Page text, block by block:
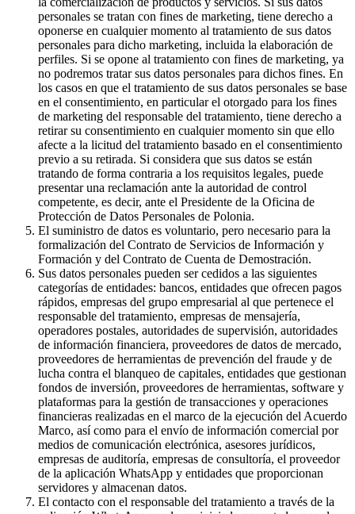
personales se tratan con fines de marketing, tiene derecho a
oponerse en cualquier momento al tratamiento de sus datos
personales para dicho marketing, incluida la elaboración de
perfiles. Si se opone al tratamiento con fines de marketing, ya
no podremos tratar sus datos personales para dichos fines. En
los casos en que el tratamiento de sus datos personales se base
en el consentimiento, en particular el otorgado para los fines
de marketing del responsable del tratamiento, tiene derecho a
retirar su consentimiento en cualquier momento sin que ello
afecte a la licitud del tratamiento basado en el consentimiento
previo a su retirada. Si considera que sus datos se están
tratando de forma contraria a los requisitos legales, puede
presentar una reclamación ante la autoridad de control
competente, es decir, ante el Presidente de la Oficina de
Protección de Datos Personales de Polonia.
El suministro de datos es voluntario, pero necesario para la
formalización del Contrato de Servicios de Información y
Formación y del Contrato de Cuenta de Demostración.
Sus datos personales pueden ser cedidos a las siguientes
categorías de entidades: bancos, entidades que ofrecen pagos
rápidos, empresas del grupo empresarial al que pertenece el
responsable del tratamiento, empresas de mensajería,
operadores postales, autoridades de supervisión, autoridades
de información financiera, proveedores de datos de mercado,
proveedores de herramientas de prevención del fraude y de
lucha contra el blanqueo de capitales, entidades que gestionan
fondos de inversión, proveedores de herramientas, software y
plataformas para la gestión de transacciones y operaciones
financieras realizadas en el marco de la ejecución del Acuerdo
Marco, así como para el envío de información comercial por
medios de comunicación electrónica, asesores jurídicos,
empresas de auditoría, empresas de consultoría, el proveedor
de la aplicación WhatsApp y entidades que proporcionan
servidores y almacenan datos.
El contacto con el responsable del tratamiento a través de la